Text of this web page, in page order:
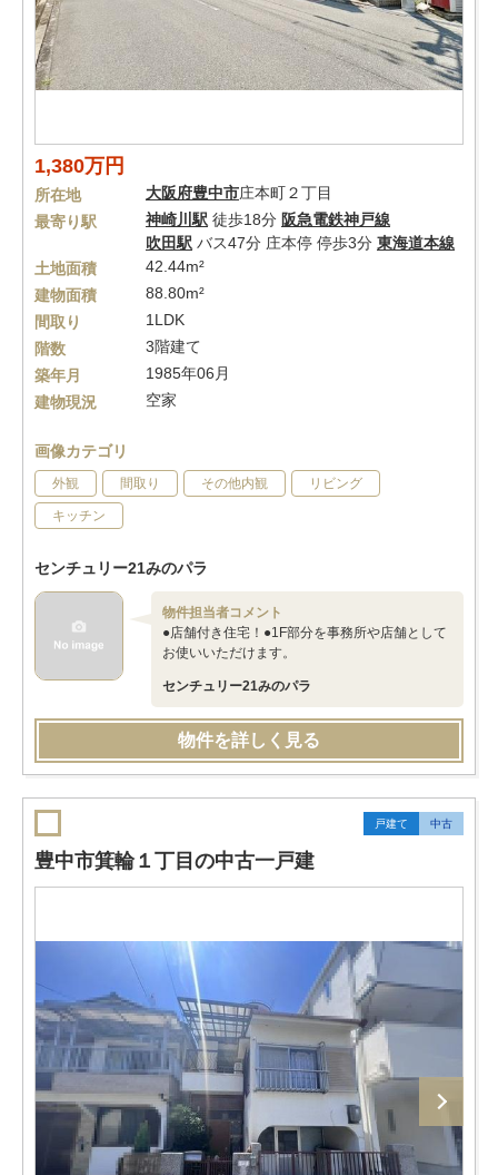
1,380万円
所在地 大阪府豊中市庄本町２丁目
最寄り駅
神崎川駅 徒歩18分 阪急電鉄神戸線
吹田駅 バス47分 庄本停 停歩3分 東海道本線
土地面積
42.44m²
建物面積
88.80m²
間取り
1LDK
階数
3階建て
築年月
1985年06月
建物現況
空家
画像カテゴリ
外観 間取り その他内観 リビング
キッチン
センチュリー21みのパラ
物件担当者コメント
●店舗付き住宅！●1F部分を事務所や店舗として
お使いいただけます。
センチュリー21みのパラ
物件を詳しく見る
戸建て 中古
豊中市箕輪１丁目の中古一戸建